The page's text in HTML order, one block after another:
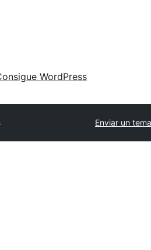
WordPress
Enviar un tema